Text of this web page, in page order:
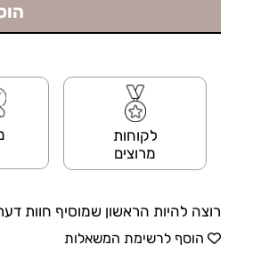
לקוחות
מרוצים
רוצה להיות הראשון שמוסיף חוות
הוסף לרשימת המשאלות